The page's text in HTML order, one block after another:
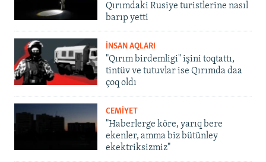
Qırımdaki Rusiye turistlerine nasıl
barıp yetti
İNSAN AQLARI
"Qırım birdemligi" işini toqtattı,
tintüv ve tutuvlar ise Qırımda daa
çoq oldı
CEMİYET
"Haberlerge köre, yarıq bere
ekenler, amma biz bütünley
ekektriksizmiz"